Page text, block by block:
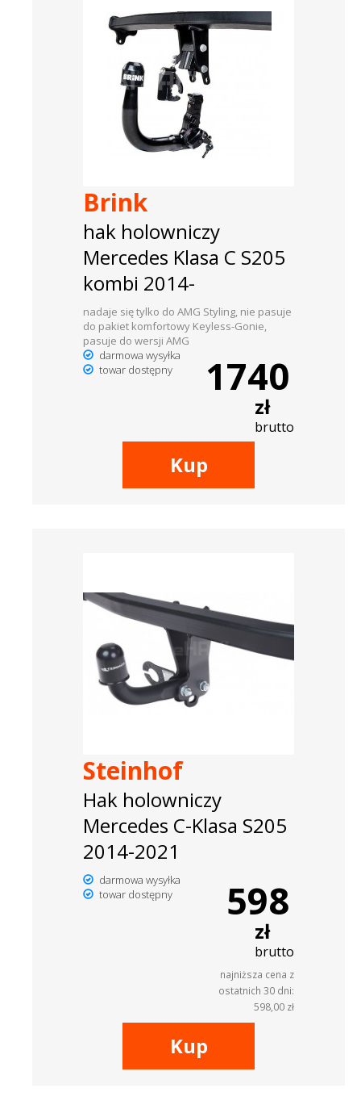
Brink
hak holowniczy
Mercedes Klasa C S205
kombi 2014-
nadaje się tylko do AMG Styling, nie pasuje
do pakiet komfortowy Keyless-Gonie,
pasuje do wersji AMG
darmowa wysyłka
towar dostępny
1740
zł
brutto
Kup
Steinhof
Hak holowniczy
Mercedes C-Klasa S205
2014-2021
darmowa wysyłka
towar dostępny
598
zł
brutto
najniższa cena z
ostatnich 30 dni:
598,00 zł
Kup